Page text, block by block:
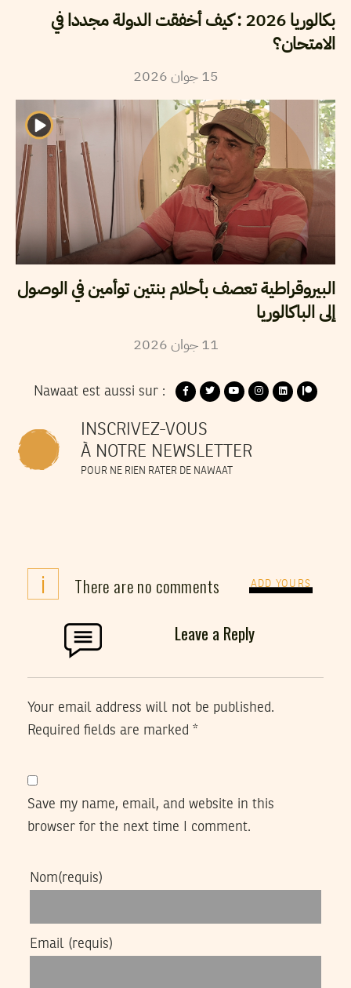
بكالوريا 2026 : كيف أخفقت الدولة مجددا في
الامتحان؟
15 جوان2026
البيروقراطية تعصف بأحلام بنتين توأمين في الوصول
إلى الباكالوريا
11 جوان2026
Nawaat est aussi sur :
INSCRIVEZ-VOUS
À NOTRE NEWSLETTER
POUR NE RIEN RATER DE NAWAAT
i There are no comments ADD YOURS
Leave a Reply
Your email address will not be published.
Required fields are marked *
Save my name, email, and website in this
browser for the next time I comment.
Nom(requis)
Email (requis)